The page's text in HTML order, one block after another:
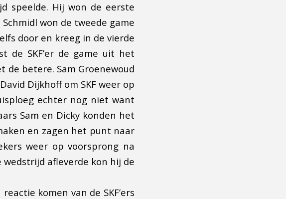
speelde. Hij won de eerste
won de tweede game
door en kreeg in de vierde
de SKF’er de game uit het
de betere. Sam Groenewoud
Dijkhoff om SKF weer op
echter nog niet want
Sam en Dicky konden het
en zagen het punt naar
weer op voorsprong na
wedstrijd afleverde kon hij de
komen van de SKF’ers